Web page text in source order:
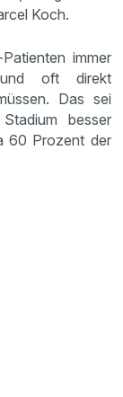
Koch.
immer
oft direkt
Das sei
besser
60 Prozent der